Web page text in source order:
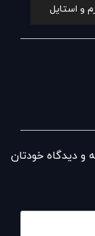
و استایل
و دیدگاه خودتان